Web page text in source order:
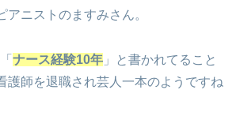
アニストのますみさん。
ナース経験10年 」と書かれてること
護師を退職され芸人一本のようですね